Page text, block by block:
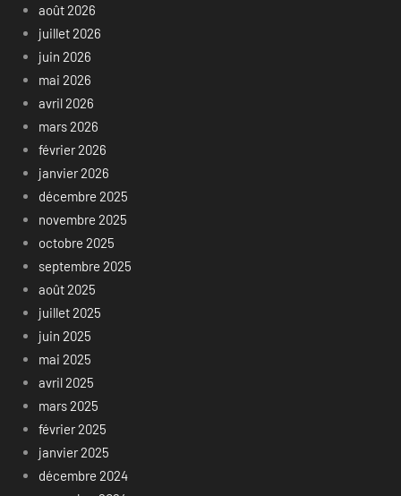
août 2026
juillet 2026
juin 2026
mai 2026
avril 2026
mars 2026
février 2026
janvier 2026
décembre 2025
novembre 2025
octobre 2025
septembre 2025
août 2025
juillet 2025
juin 2025
mai 2025
avril 2025
mars 2025
février 2025
janvier 2025
décembre 2024